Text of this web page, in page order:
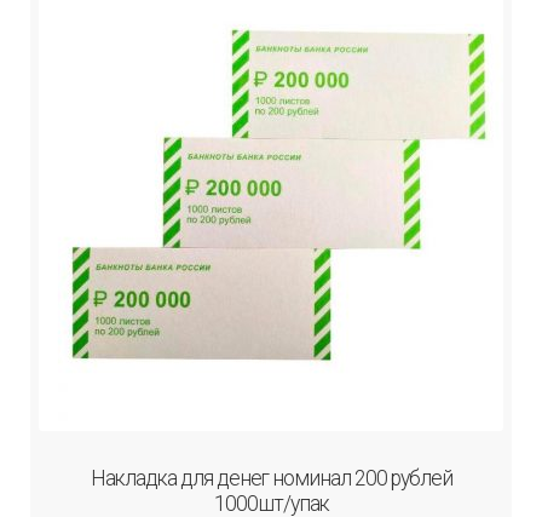
Накладка для денег номинал 200 рублей
1000шт/упак